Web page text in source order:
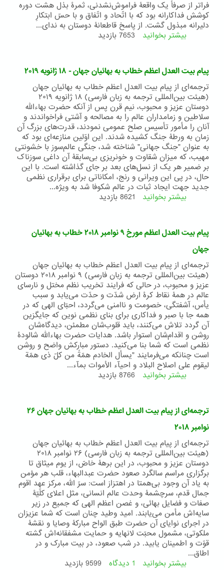
فراتر از صرفاً یک واقعۀ فراموش‌نشدنی، ثمرۀ بذل هشت دوره
کوشش فداکارانه بود که با اتّحاد و اتّفاق و با حسّ ابتکارِ
دلیرانه مبذول گشت. از پاسخ قاطعانۀ‌ دوستان به ندای...
بیشتر بخوانید درباره
العدل
اعظم
مورخ
8
نوامبر
2019
خطاب
به
بهاییان
عالم
7653 بازدید
پیام بیت العدل اعظم خطاب به بهائیان جهان - ۱۸ ژانویه ۲۰۱۹
ترجمه‌ای از پیام بیت ‌العدل اعظم خطاب به بهائیان جهان
(هیئت بین‌المللی ترجمه به زبان فارسی) ۱۸ ژانویه ۲۰۱۹
دوستان عزیز و محبوب، نیم ‌قرن پس از آنکه حضرت بهاءالله
سلاطین و زمامداران عالم را به مصالحه و آشتی فراخواندند و
آنان را مأمور تأسیس صلح عمومی نمودند، قدرت‌های بزرگ آن
زمان به ورطۀ جنگ کشیده شدند. این اوّلین منازعه‌ای بود که
به عنوان "جنگ جهانی" شناخته ‌شد، جنگی عالم‌سوز با خشونتی
مهیب، که میزان شقاوت و خونریزی بی‌سابقۀ آن داغی سوزناک
بر ضمیر هر یک از نسل‌های بعد بر جای گذاشته است. با این
حال، در پی این ویرانی و رنج، امکاناتی برای برقراری نظمی
جدید جهت ایجاد ثبات در عالم شکوفا شد به ویژه...
بیشتر بخوانید درباره
العدل
اعظم
بهائیان
جهان
-
۱۸
ژانویه
۲۰۱۹
8621 بازدید
پیام بیت العدل اعظم مورخ ٩ نوامبر ٢٠١٨ خطاب به بهائیان
جهان
ترجمه‌ای از پیام بیت ‌العدل اعظم خطاب به بهائیان جهان
(هیئت بین‌المللی ترجمه به زبان فارسی) ٩ نوامبر ٢٠١٨ دوستان
عزیز و محبوب، در حالی ‌که فرایند تخریب نظم مختل و نارسای
عالم در همۀ نقاط کرۀ ارض شدّت و حدّت می‌یابد و سبب
یأس، آشفتگی، خصومت و ناامنی می‌گردد، احبّای الهی که در
همه جا با صبر و فداکاری برای بنای نظمی نوین که جایگزین
آن گردد تلاش می‌کنند، باید قلوب‌شان مطمئن، دیدگاه‌شان
روشن و اقدام‌شان استوار باشد. هدایات حضرت بهاءالله شالودۀ
نظمی است که شما بنا می‌کنید. دستور مبارکش واضح و روشن
است چنانکه می‌فرمایند "یسأل الخادم همّةً من کلّ ذی همّة
لیقوم علی اصلاح البلاد و احیآء الأموات بمآء...
بیشتر بخوانید درباره
العدل
اعظم
نوامبر
٢٠١٨
خطاب
به
بهائیان
جهان
8766 بازدید
ترجمه‌ای از پیام بیت ‌العدل اعظم خطاب به بهائیان جهان ۲۶
نوامبر ۲۰۱۸
ترجمه‌ای از پیام بیت ‌العدل اعظم خطاب به بهائیان جهان
(هیئت بین‌المللی ترجمه به زبان فارسی) ۲۶ نوامبر ۲۰۱۸
دوستان عزیز و محبوب، در این برهۀ خاصّ، از یوم میثاق تا
برگزاری مراسم سالگرد صعود حضرت عبدالبهاء، قلب هر مؤمن
به یاد آن وجود بی‌همتا در اهتزاز است: سرّ الله، مرکز عهد اقوم
جمال قدم، سرچشمۀ وحدت عالم انسانی، مثل اعلای کلّیّۀ
صفات و فضایل بهائی، و غصن اعظم الهی که جمیع در زیر
سایه‌اش مأمن می‌یابند. امید وطید چنان است که شما عزیزان
در اجرای نوایای آن حضرت طبق الواح مبارکۀ وصایا و نقشۀ
ملکوتی، مشمول محبّت لانهایه و حمایت مشفقانه‌اش گشته
قوّت و اطمینان یابید. در شب صعود، در بیت مبارک و در
اطاق...
بیشتر بخوانید درباره
1 دیدگاه 9599 بازدید